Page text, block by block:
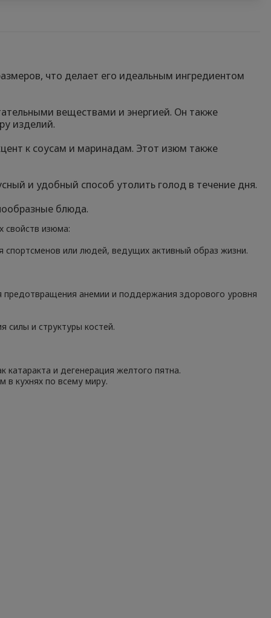
что делает его идеальным ингредиентом
веществами и энергией. Он также
изделий.
к соусам и маринадам. Этот изюм также
и удобный способ утолить голод в течение дня.
блюда.
свойств изюма:
спортсменов или людей, ведущих активный образ жизни.
анемии и поддержания здорового уровня
и структуры костей.
и дегенерация желтого пятна.
в кухнях по всему миру.